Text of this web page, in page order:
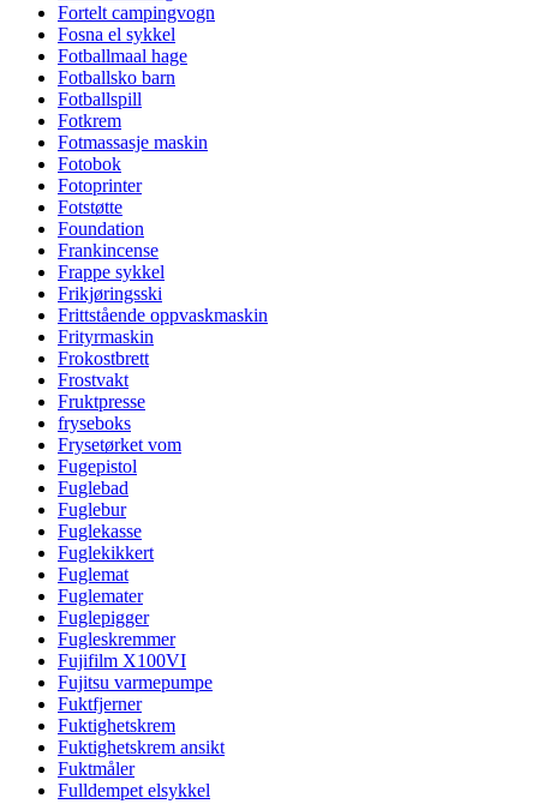
Fortelt campingvogn
Fosna el sykkel
Fotballmaal hage
Fotballsko barn
Fotballspill
Fotkrem
Fotmassasje maskin
Fotobok
Fotoprinter
Fotstøtte
Foundation
Frankincense
Frappe sykkel
Frikjøringsski
Frittstående oppvaskmaskin
Frityrmaskin
Frokostbrett
Frostvakt
Fruktpresse
fryseboks
Frysetørket vom
Fugepistol
Fuglebad
Fuglebur
Fuglekasse
Fuglekikkert
Fuglemat
Fuglemater
Fuglepigger
Fugleskremmer
Fujifilm X100VI
Fujitsu varmepumpe
Fuktfjerner
Fuktighetskrem
Fuktighetskrem ansikt
Fuktmåler
Fulldempet elsykkel